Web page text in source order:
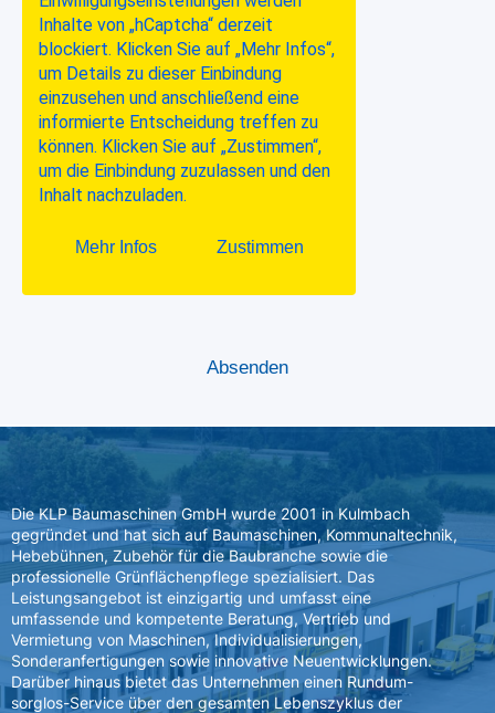
Die KLP Baumaschinen GmbH wurde 2001 in Kulmbach
gegründet und hat sich auf Baumaschinen, Kommunaltechnik,
Hebebühnen, Zubehör für die Baubranche sowie die
professionelle Grünflächenpflege spezialisiert. Das
Leistungsangebot ist einzigartig und umfasst eine
umfassende und kompetente Beratung, Vertrieb und
Vermietung von Maschinen, Individualisierungen,
Sonderanfertigungen sowie innovative Neuentwicklungen.
Darüber hinaus bietet das Unternehmen einen Rundum-
sorglos-Service über den gesamten Lebenszyklus der